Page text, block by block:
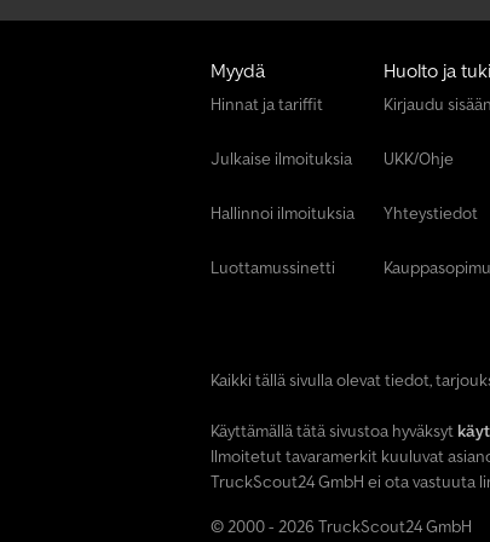
Myydä
Hinnat ja tariffit
Julkaise ilmoituksia
Hallinnoi ilmoituksia
Luottamussinetti
Huolto ja tuki
Kirjaudu sisään
UKK/Ohje
Yhteystiedot
Kaikki tällä sivulla olevat tiedot,
Käyttämällä tätä sivustoa hyväksyt
Ilmoitetut tavaramerkit kuuluvat
TruckScout24 GmbH ei ota vastuuta
© 2000 - 2026 TruckScout24 GmbH